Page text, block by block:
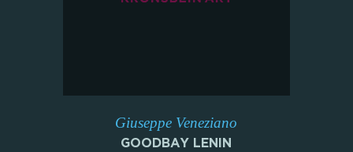
Giuseppe Veneziano
GOODBAY LENIN